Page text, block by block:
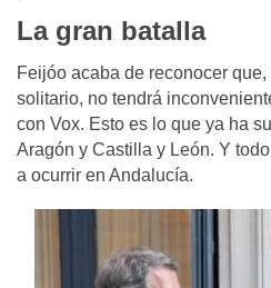
La gran batalla
Feijóo acaba de reconocer
solitario, no tendrá
con Vox. Esto es lo que ya ha
Aragón y Castilla y León. Y
a ocurrir en Andalucía.